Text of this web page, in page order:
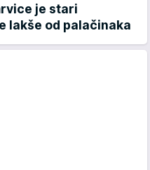
je stari
lakše od palačinaka